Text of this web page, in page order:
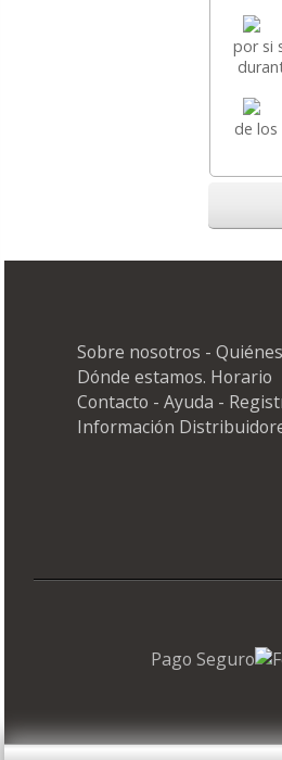
por si
de los
Sobre nosotros -
Dónde estamos. Horario
Contacto - Ayuda -
Información
Pago Seguro